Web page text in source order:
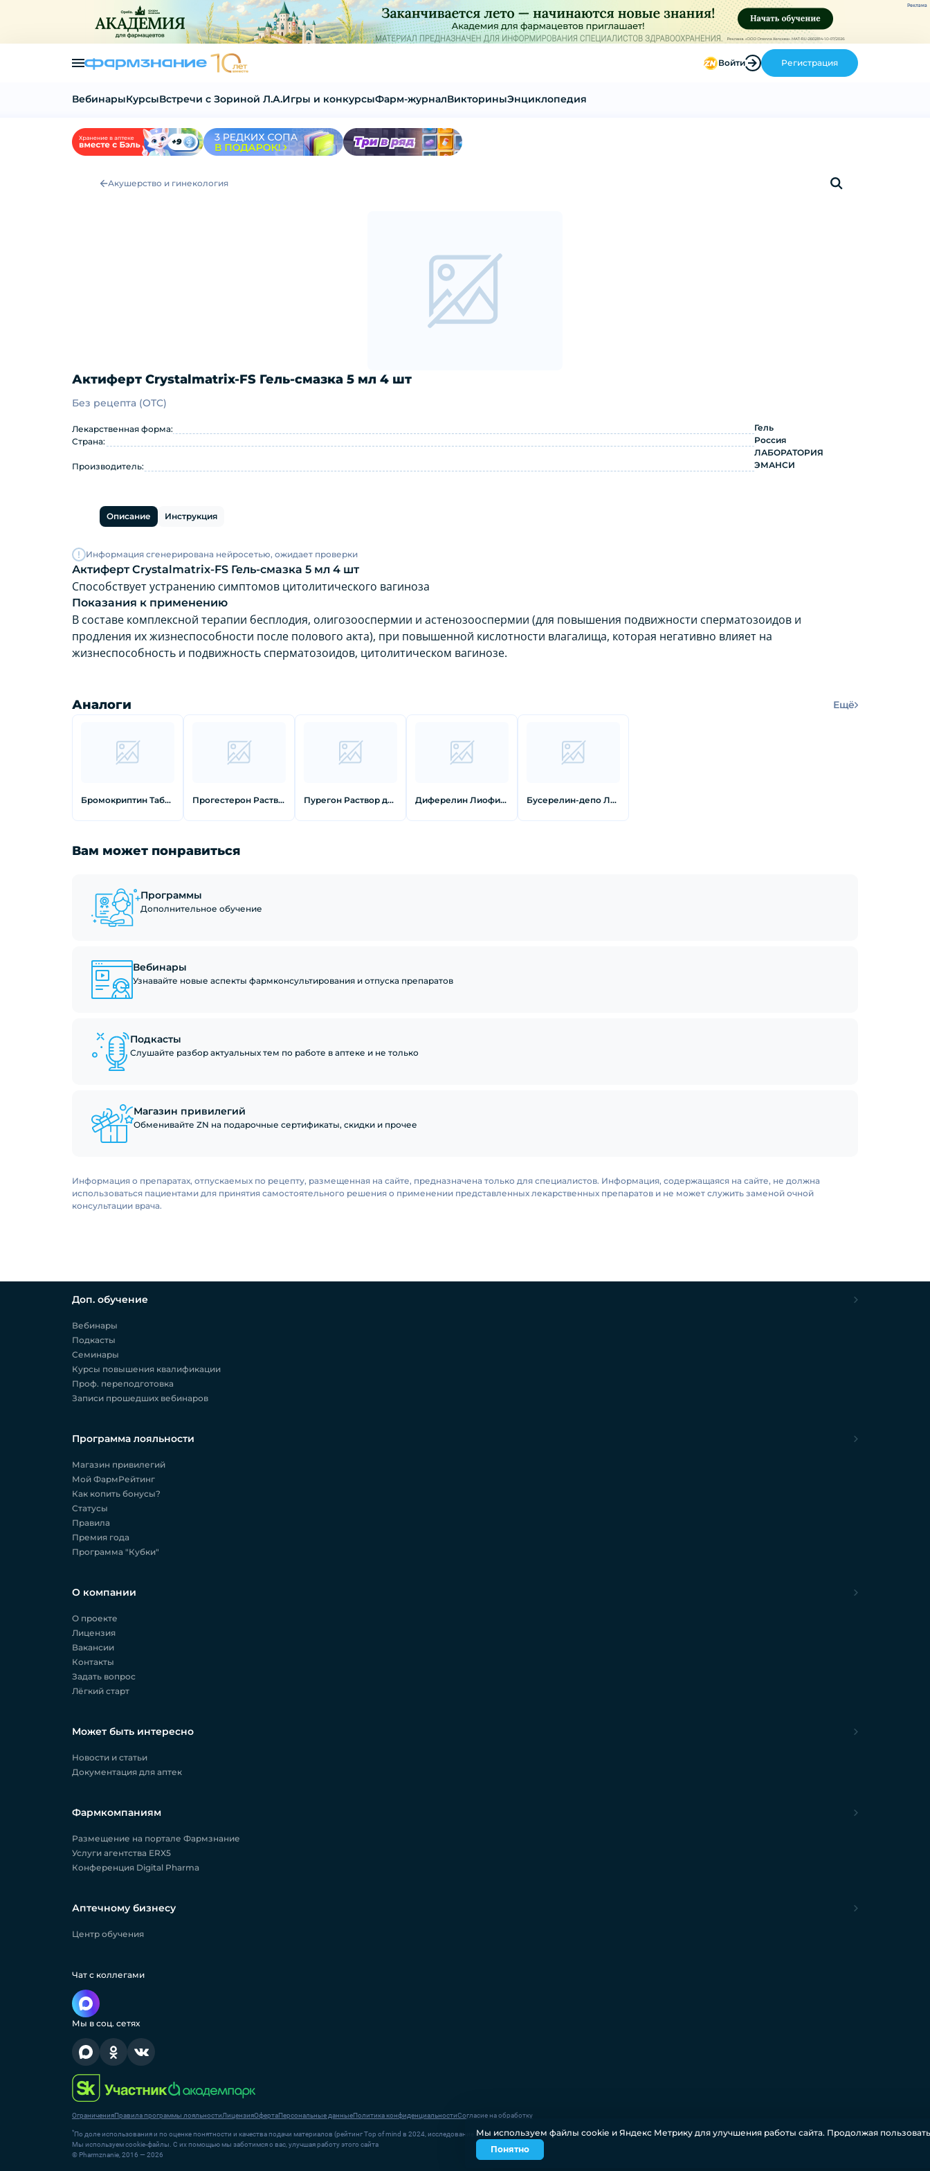
Реклама
Войти Регистрация
ВебинарыКурсыВстречи с Зориной Л.А.Игры и конкурсыФарм-журналВикториныЭнциклопедия
Акушерство и гинекология
Актиферт Crystalmatrix-FS Гель-смазка 5 мл 4 шт
Актиферт Crystalmatrix-FS Гель-смазка 5 мл 4 шт: инструкция по применению
Без рецепта (OTC)
Лекарственная форма:
Гель
Страна:
Россия
Производитель:
ЛАБОРАТОРИЯ
ЭМАНСИ
Описание Инструкция
Информация сгенерирована нейросетью, ожидает проверки
Актиферт Crystalmatrix-FS Гель-смазка 5 мл 4 шт
Способствует устранению симптомов цитолитического вагиноза
Показания к применению
В составе комплексной терапии бесплодия, олигозооспермии и астенозооспермии (для повышения подвижности сперматозоидов и
продления их жизнеспособности после полового акта), при повышенной кислотности влагалища, которая негативно влияет на
жизнеспособность и подвижность сперматозоидов, цитолитическом вагинозе.
Аналоги Ещё
Бромокриптин Таблетки 2,5 мг 30 шт Прогестерон Раствор масляный 2,5 % 1 мл 10 шт Пурегон Раствор для инъекций 300 ме/0,36 мл картридж Диферелин Лиофилизат для приготовления суспензии для внутримышечного введения пролонгированного действия 3,75 мг шприц 1 шт Бусерелин-депо Лиофилизат для приготовления суспензии для внутримышечного введения пролонгированного действия 3,75 мг 1 шт
Вам может понравиться
Программы
Дополнительное обучение
Вебинары
Узнавайте новые аспекты фармконсультирования и отпуска препаратов
Подкасты
Слушайте разбор актуальных тем по работе в аптеке и не только
Магазин привилегий
Обменивайте ZN на подарочные сертификаты, скидки и прочее
Информация о препаратах, отпускаемых по рецепту, размещенная на сайте, предназначена только для специалистов. Информация, содержащаяся на сайте, не должна
использоваться пациентами для принятия самостоятельного решения о применении представленных лекарственных препаратов и не может служить заменой очной
консультации врача.
Доп. обучение
Вебинары
Подкасты
Семинары
Курсы повышения квалификации
Проф. переподготовка
Записи прошедших вебинаров
Программа лояльности
Магазин привилегий
Мой ФармРейтинг
Как копить бонусы?
Статусы
Правила
Премия года
Программа "Кубки"
О компании
О проекте
Лицензия
Вакансии
Контакты
Задать вопрос
Лёгкий старт
Может быть интересно
Новости и статьи
Документация для аптек
Фармкомпаниям
Размещение на портале Фармзнание
Услуги агентства ERX5
Конференция Digital Pharma
Аптечному бизнесу
Центр обучения
Чат с коллегами
Мы в соц. сетях
ОграниченияПравила программы лояльностиЛицензияОфертаПерсональные данныеПолитика конфиденциальностиСогласие на обработку
*По доле использования и по оценке понятности и качества подачи материалов (рейтинг Top of mind в 2024, исследование компании Ipsos в России в 2023)
Мы используем cookie-файлы. С их помощью мы заботимся о вас, улучшая работу этого сайта
© Pharmznanie, 2016 — 2026
Мы используем файлы соokіе и Яндекс Метрику для улучшения работы сайта. Продолжая
Понятно